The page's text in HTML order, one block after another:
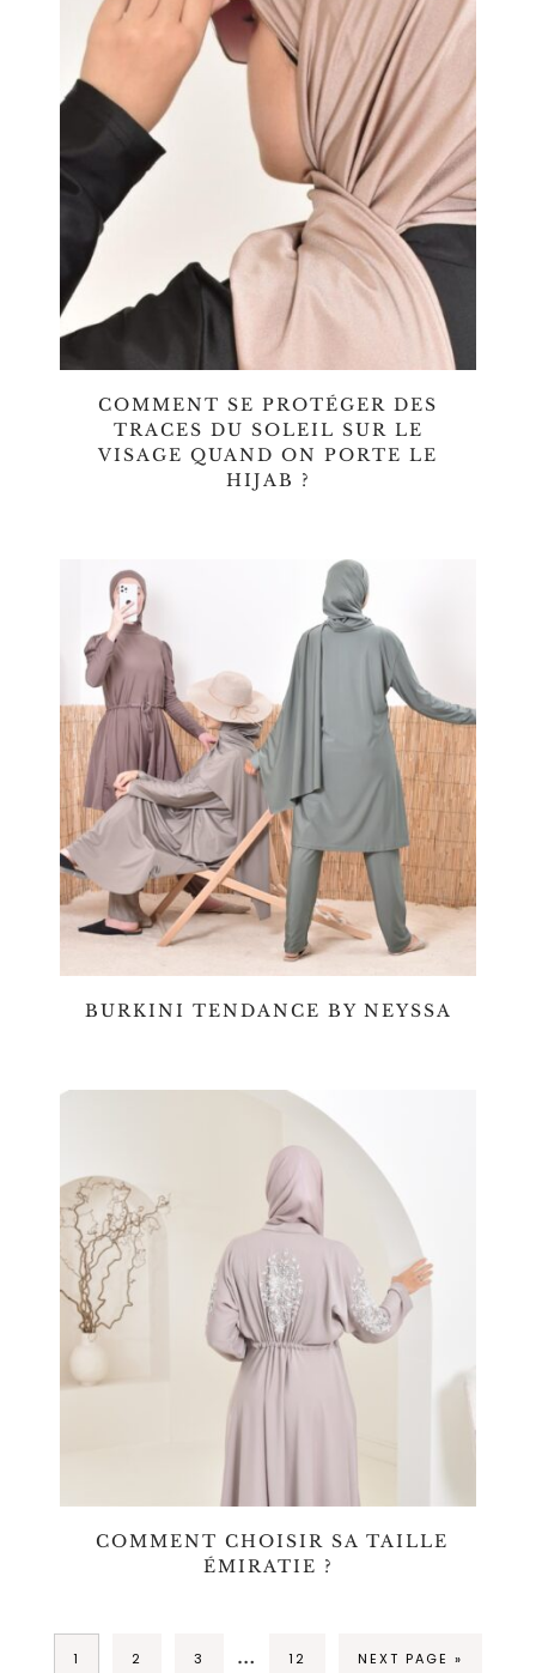
COMMENT SE PROTÉGER DES
TRACES DU SOLEIL SUR LE
VISAGE QUAND ON PORTE LE
HIJAB ?
BURKINI TENDANCE BY NEYSSA
COMMENT CHOISIR SA TAILLE
ÉMIRATIE ?
1 2 3 … 12 NEXT PAGE »